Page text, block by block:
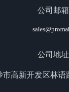
公司邮
公司地
市高新开发区林语